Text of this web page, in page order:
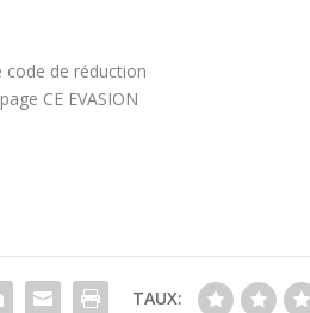
de réduction
CE EVASION
TAUX: